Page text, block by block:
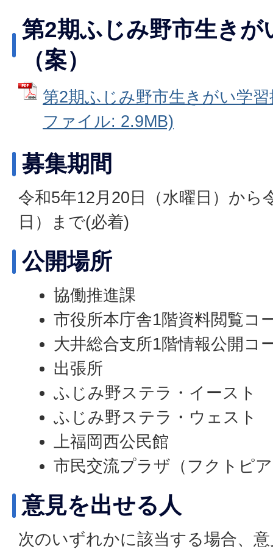
第2期ふじみ野市生きが
（案）
第2期ふじみ野市生きがい学
ファイル: 2.9MB)
募集期間
令和5年12月20日（水曜日）から
日）まで(必着)
公開場所
協働推進課
市役所本庁舎1階資料閲覧コ
大井総合支所1階情報公開コ
出張所
ふじみ野ステラ・イースト
ふじみ野ステラ・ウェスト
上福岡西公民館
市民交流プラザ（フクトピ
意見を出せる人
次のいずれかに該当する場合、